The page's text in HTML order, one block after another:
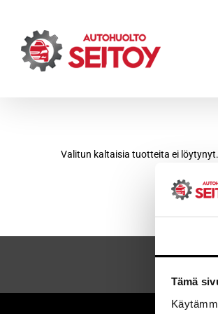
Tämä
content
Valitun kaltaisia tuotteita ei löytynyt.